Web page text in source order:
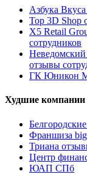
Азбука
Top 3D Shop
X5 Retail
сотрудников
отзывы
ГК Юникон
Худшие компании
Франшиза
Триана
Центр
ЮАП СПб